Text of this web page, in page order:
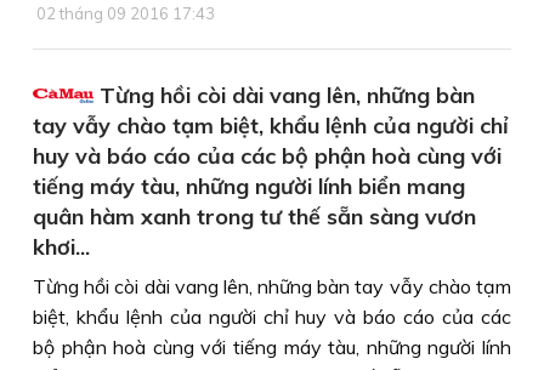
02 tháng 09 2016 17:43
Từng hồi còi dài vang lên, những bàn
tay vẫy chào tạm biệt, khẩu lệnh của người chỉ
huy và báo cáo của các bộ phận hoà cùng với
tiếng máy tàu, những người lính biển mang
quân hàm xanh trong tư thế sẵn sàng vươn
khơi...
Từng hồi còi dài vang lên, những bàn tay vẫy chào tạm
biệt, khẩu lệnh của người chỉ huy và báo cáo của các
bộ phận hoà cùng với tiếng máy tàu, những người lính